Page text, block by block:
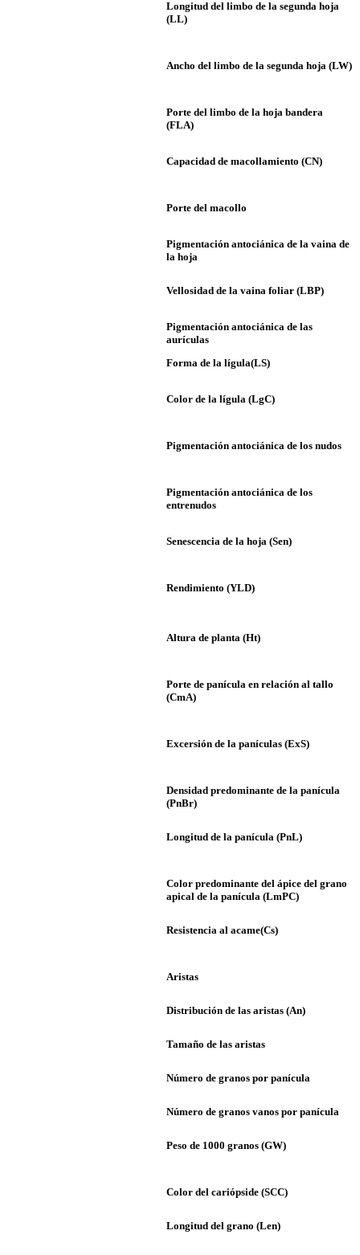
Longitud del limbo de la segunda hoja
(LL)
Ancho del limbo de la segunda hoja (LW)
Porte del limbo de la hoja bandera
(FLA)
Capacidad de macollamiento (CN)
Porte del macollo
Pigmentación antociánica de la vaina de
la hoja
Vellosidad de la vaina foliar (LBP)
Pigmentación antociánica de las
aurículas
Forma de la lígula(LS)
Color de la lígula (LgC)
Pigmentación antociánica de los nudos
Pigmentación antociánica de los
entrenudos
Senescencia de la hoja (Sen)
Rendimiento (YLD)
Altura de planta (Ht)
Porte de panícula en relación al tallo
(CmA)
Excersión de la panículas (ExS)
Densidad predominante de la panícula
(PnBr)
Longitud de la panícula (PnL)
Color predominante del ápice del grano
apical de la panícula (LmPC)
Resistencia al acame(Cs)
Aristas
Distribución de las aristas (An)
Tamaño de las aristas
Número de granos por panícula
Número de granos vanos por panícula
Peso de 1000 granos (GW)
Color del cariópside (SCC)
Longitud del grano (Len)